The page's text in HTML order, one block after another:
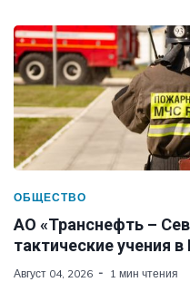
ОБЩЕСТВО
АО «Транснефть –
тактические учения
Август 04, 2026 1 мин чтения